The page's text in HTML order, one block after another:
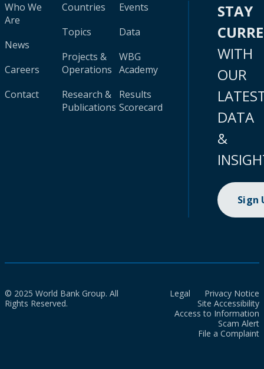
Who We
Are
News
Careers
Contact
Countries
Topics
Projects &
Operations
Research &
Publications
Events
Data
WBG
Academy
Results
Scorecard
STAY
WITH
OUR
DATA
&
Sign
© 2025 World Bank Group. All
Rights Reserved.
Legal
Privacy Notice
Site Accessibility
Access to Information
Scam Alert
File a Complaint